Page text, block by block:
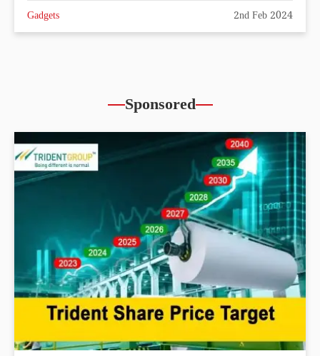
Gadgets 2nd Feb 2024
Sponsored